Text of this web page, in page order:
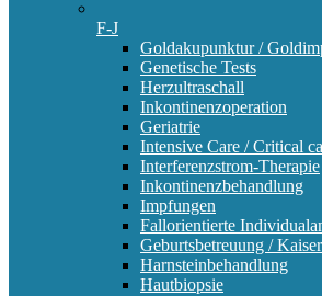
F-J
Goldakupunktur /
Genetische Tests
Herzultraschall
Inkontinenzoperation
Geriatrie
Intensive Care / Critical
Interferenzstrom-Therapie
Inkontinenzbehandlung
Impfungen
Fallorientierte
Geburtsbetreuung /
Harnsteinbehandlung
Hautbiopsie